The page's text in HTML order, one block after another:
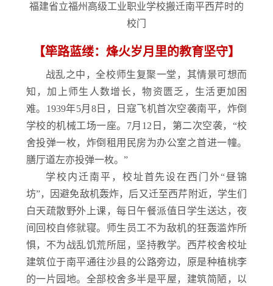
福建省立福州高级工业职业学校搬迁南平西芹时的
校门
【筚路蓝缕： 烽火岁月里的教育坚守】
战乱之中，全校师生复聚一堂，其情景可想而
知，加上师生人数增长，物资匮乏，生活更加困
难。1939年5月8日，日寇飞机首次空袭南平，炸倒
学校的机械工场一座。7月12日，第二次空袭，“校
舍投弹一枚，炸倒租用民房为办公室之首进一幢。
膳厅道左亦投弹一枚。”
学校内迁南平，校址首先设在西门外“昼锦
坊”，因避免敌机轰炸，后又迁至西芹附近，学生们
白天疏散野外上课，每日午餐派值日学生送达，夜
间回校自修就寝。师生员工不为敌机的狂轰滥炸所
惧，不为战乱饥荒所屈，坚持教学。西芹校舍校址
建筑位于南平通往沙县的公路旁边，原是种植桃李
的一片园地。全部校舍多半是平屋，建筑简陋，以